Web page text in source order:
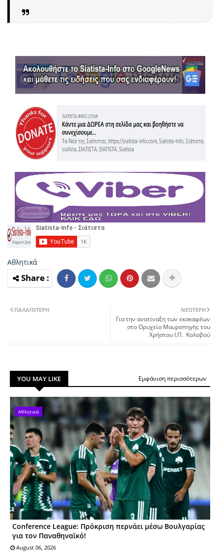
Αθλητικά
ΝΕΌΤΕΡΗ
Για την ανατίναξη των εκσκαφέων
στο Ορυχείο Μαυροπηγής του
Χρήστου Ι.Π. Κολοβού
ΠΑΛΑΙΌΤΕΡΗ
YOU MAY LIKE Εμφάνιση περισσότερων
Αθλητικά
Conference League: Πρόκριση περνάει μέσω Βουλγαρίας
για τον Παναθηναϊκό!
August 06, 2026